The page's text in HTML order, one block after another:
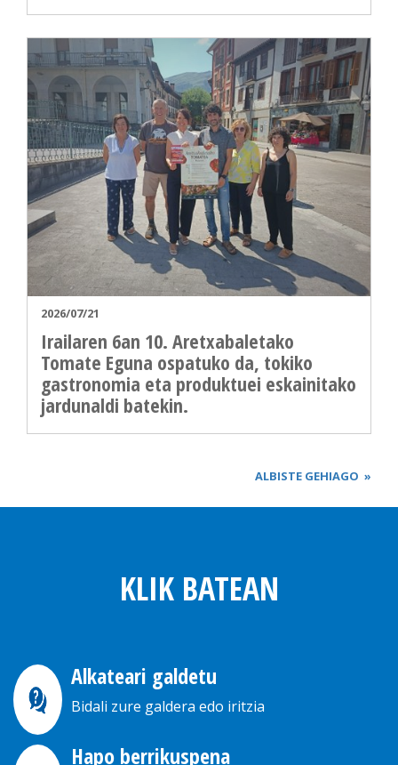
2026/07/21
Irailaren 6an 10. Aretxabaletako
Tomate Eguna ospatuko da, tokiko
gastronomia eta produktuei eskainitako
jardunaldi batekin.
ALBISTE GEHIAGO »
KLIK BATEAN
Alkateari galdetu
Bidali zure galdera edo iritzia
Hapo berrikuspena